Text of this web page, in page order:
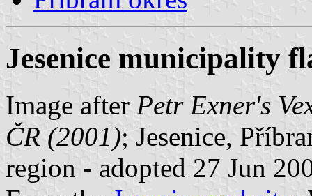
Jesenice municipality
Image after Petr Exner's
ČR (2001); Jesenice,
region - adopted 27 Jun